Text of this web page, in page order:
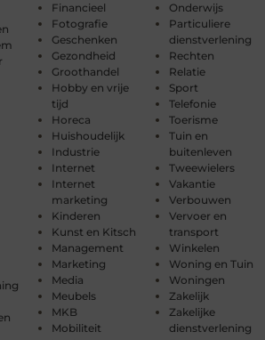
Financieel
Fotografie
Geschenken
Gezondheid
Groothandel
Hobby en vrije
tijd
Horeca
Huishoudelijk
Industrie
Internet
Internet
marketing
Kinderen
Kunst en Kitsch
Management
Marketing
Media
Meubels
MKB
Mobiliteit
Onderwijs
Particuliere
dienstverlening
Rechten
Relatie
Sport
Telefonie
Toerisme
Tuin en
buitenleven
Tweewielers
Vakantie
Verbouwen
Vervoer en
transport
Winkelen
Woning en Tuin
Woningen
Zakelijk
Zakelijke
dienstverlening